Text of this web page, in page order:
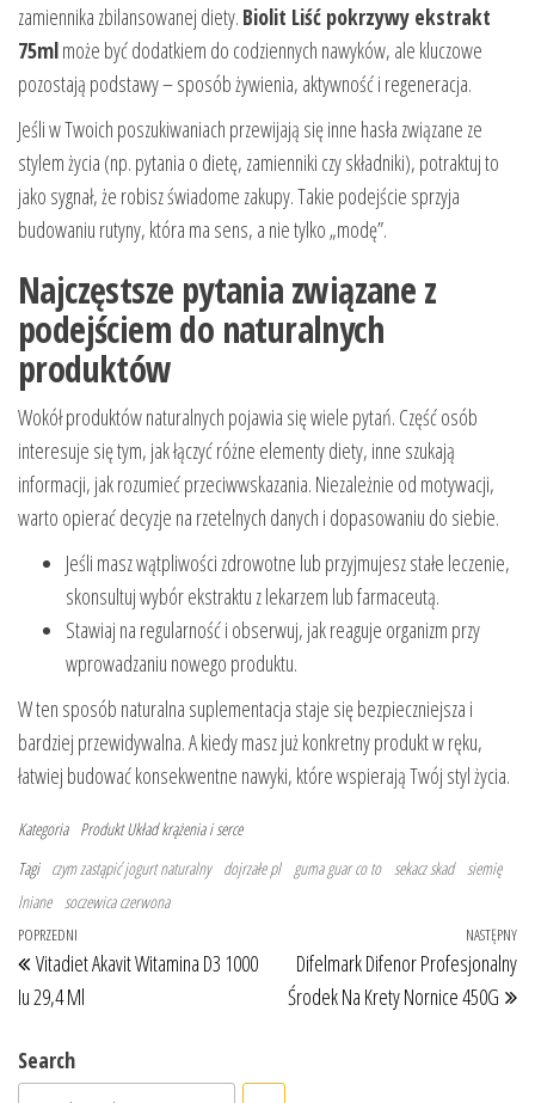
zamiennika zbilansowanej diety. Biolit Liść pokrzywy ekstrakt
75mlmoże być dodatkiem do codziennych nawyków, ale kluczowe
pozostają podstawy – sposób żywienia, aktywność i regeneracja.
Jeśli w Twoich poszukiwaniach przewijają się inne hasła związane ze
stylem życia (np. pytania o dietę, zamienniki czy składniki), potraktuj to
jako sygnał, że robisz świadome zakupy. Takie podejście sprzyja
budowaniu rutyny, która ma sens, a nie tylko „modę”.
Najczęstsze pytania związane z
podejściem do naturalnych
produktów
Wokół produktów naturalnych pojawia się wiele pytań. Część osób
interesuje się tym, jak łączyć różne elementy diety, inne szukają
informacji, jak rozumieć przeciwwskazania. Niezależnie od motywacji,
warto opierać decyzje na rzetelnych danych i dopasowaniu do siebie.
Jeśli masz wątpliwości zdrowotne lub przyjmujesz stałe leczenie,
skonsultuj wybór ekstraktu z lekarzem lub farmaceutą.
Stawiaj na regularność i obserwuj, jak reaguje organizm przy
wprowadzaniu nowego produktu.
W ten sposób naturalna suplementacja staje się bezpieczniejsza i
bardziej przewidywalna. A kiedy masz już konkretny produkt w ręku,
łatwiej budować konsekwentne nawyki, które wspierają Twój styl życia.
Kategoria Produkt Układ krążenia i serce
Tagi czym zastąpić jogurt naturalny dojrzałe pl guma guar co to sekacz skad
siemię
lniane
soczewica czerwona
Nawigacja wpisu
Poprzedni wpis
POPRZEDNI
Vitadiet Akavit Witamina D3 1000
Iu 29,4 Ml
NASTĘPNY
Difelmark Difenor Profesjonalny
Środek Na Krety Nornice 450G
Search